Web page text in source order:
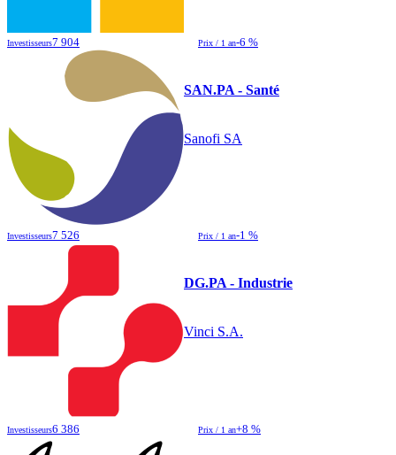
Investisseurs7 904 Prix / 1 an-6 %
SAN.PA - Santé
Sanofi SA
Investisseurs7 526 Prix / 1 an-1 %
DG.PA - Industrie
Vinci S.A.
Investisseurs6 386 Prix / 1 an+8 %